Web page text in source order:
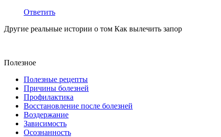
Ответить
Другие реальные истории о том Как вылечить запор
Полезное
Полезные рецепты
Причины болезней
Профилактика
Восстановление после болезней
Воздержание
Зависимость
Осознанность